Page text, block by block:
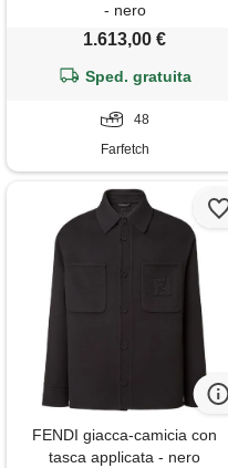
- nero
1.613,00 €
Sped. gratuita
48
Farfetch
FENDI giacca-camicia con
tasca applicata - nero